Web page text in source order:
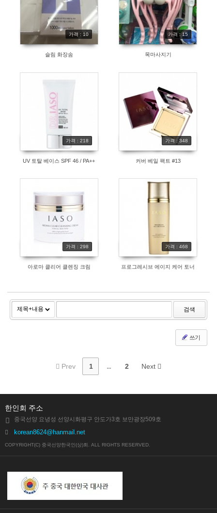
가격 : 10
슬림 화장솜
가격 : 15
목마사지기
가격 : 218
UV 토탈 베이스 SPF 46 / PA++
가격 : 348
커버 베일 팩트 #13
가격 : 298
아로마 클리어 클렌징 크림
가격 : 468
프로그레시브 에이지 케어 토너
검색
쓰기
Prev 1 ... 2 Next
한인회 주소
중국선양 요녕성 선양시화평구 안도가3호 보만광장509호
korean8624@hanmail.net
COPYRIGHT(C) 중국선양한국인(상)회. ALL RIGHTS RESERVED.